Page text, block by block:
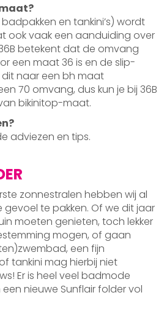
badpakken en tankini’s) wordt
ook vaak een aanduiding over
betekent dat de omvang
een maat 36 is en de slip-
dit naar een bh maat
70 omvang, dus kun je bij 36B
bikinitop-maat.
adviezen en tips.
zonnestralen hebben wij al
te pakken. Of we dit jaar
moeten genieten, toch lekker
mogen, of gaan
een fijn
tankini mag hierbij niet
Er is heel veel badmode
nieuwe Sunflair folder vol